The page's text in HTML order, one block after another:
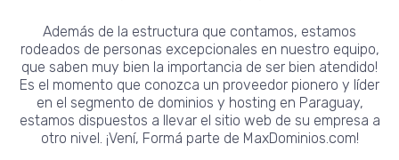
Además de la estructura que contamos, estamos
rodeados de personas excepcionales en nuestro equipo,
que saben muy bien la importancia de ser bien atendido!
Es el momento que conozca un proveedor pionero y líder
en el segmento de dominios y hosting en Paraguay,
estamos dispuestos a llevar el sitio web de su empresa a
otro nivel. ¡Vení, Formá parte de MaxDominios.com!